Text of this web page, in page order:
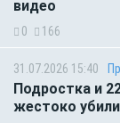
видео
0 166
31.07.2026 15:40
Подростка и
жестоко